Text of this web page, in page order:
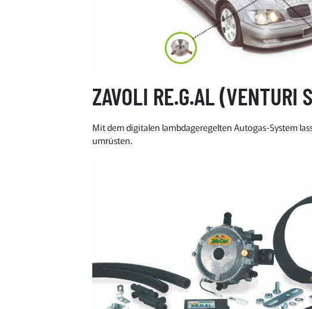
ZAVOLI RE.G.AL (VENTURI
Mit dem digitalen lambdageregelten Autogas-System
umrüsten.